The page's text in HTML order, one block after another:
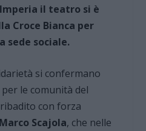
il teatro si è
Croce Bianca per
sede sociale.
si confermano
le comunità del
con forza
Marco Scajola, che nelle